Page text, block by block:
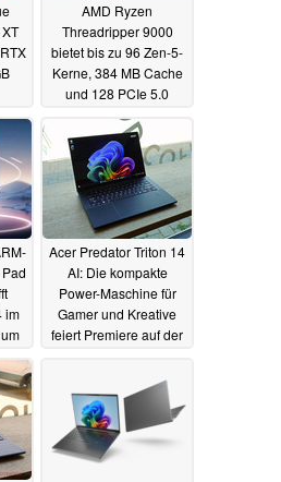
AMD Ryzen
Threadripper 9000
bietet bis zu 96 Zen-5-
Kerne, 384 MB Cache
und 128 PCIe 5.0
21.05.2025
im
Acer Predator Triton 14
AI: Die kompakte
Power-Maschine für
Gamer und Kreative
feiert Premiere auf der